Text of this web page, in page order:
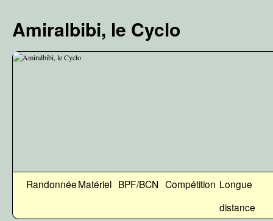
contenu
Amiralbibi, le Cyclo
RandonnéeMatériel BPF/BCN Compétition Longue
distance